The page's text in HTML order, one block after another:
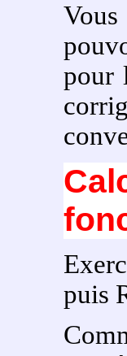
pour
puis